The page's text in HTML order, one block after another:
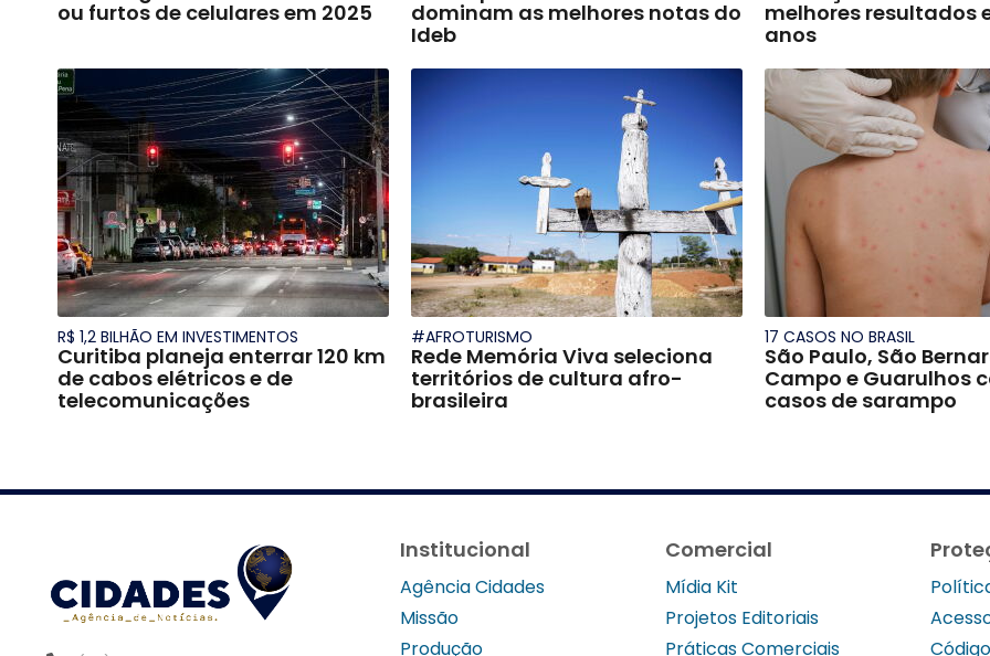
ou furtos de celulares em 2025
dominam as melhores notas do
Ideb
melhores resultados
anos
R$ 1,2 BILHÃO EM INVESTIMENTOS
Curitiba planeja enterrar 120 km
de cabos elétricos e de
telecomunicações
#AFROTURISMO
Rede Memória Viva seleciona
territórios de cultura afro-
brasileira
17 CASOS NO BRASIL
São Paulo, São
Campo e Guarulhos
casos de sarampo
Institucional
Agência Cidades
Missão
Produção
Comercial
Mídia Kit
Projetos Editoriais
Práticas Comerciais